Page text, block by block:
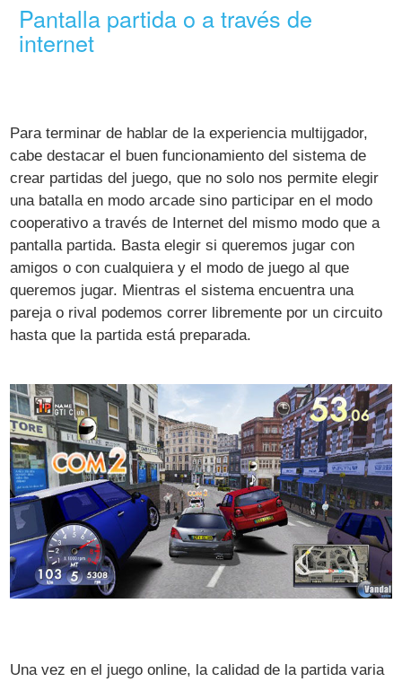
Pantalla partida o a través de
internet
Para terminar de hablar de la experiencia multijgador,
cabe destacar el buen funcionamiento del sistema de
crear partidas del juego, que no solo nos permite elegir
una batalla en modo arcade sino participar en el modo
cooperativo a través de Internet del mismo modo que a
pantalla partida. Basta elegir si queremos jugar con
amigos o con cualquiera y el modo de juego al que
queremos jugar. Mientras el sistema encuentra una
pareja o rival podemos correr libremente por un circuito
hasta que la partida está preparada.
Una vez en el juego online, la calidad de la partida varia